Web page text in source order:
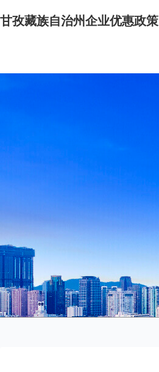
甘孜藏族自治州企业优惠政策